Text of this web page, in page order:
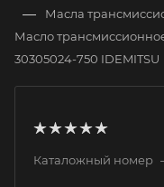
— Масла
Масло
30305024-750 IDEMITSU
Каталожный номер